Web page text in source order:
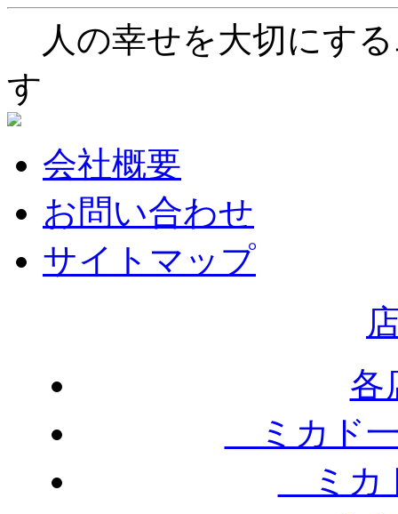
人の幸せを大切にす
す
会社概要
お問い合わせ
サイトマップ
各
ミカド
ミカ